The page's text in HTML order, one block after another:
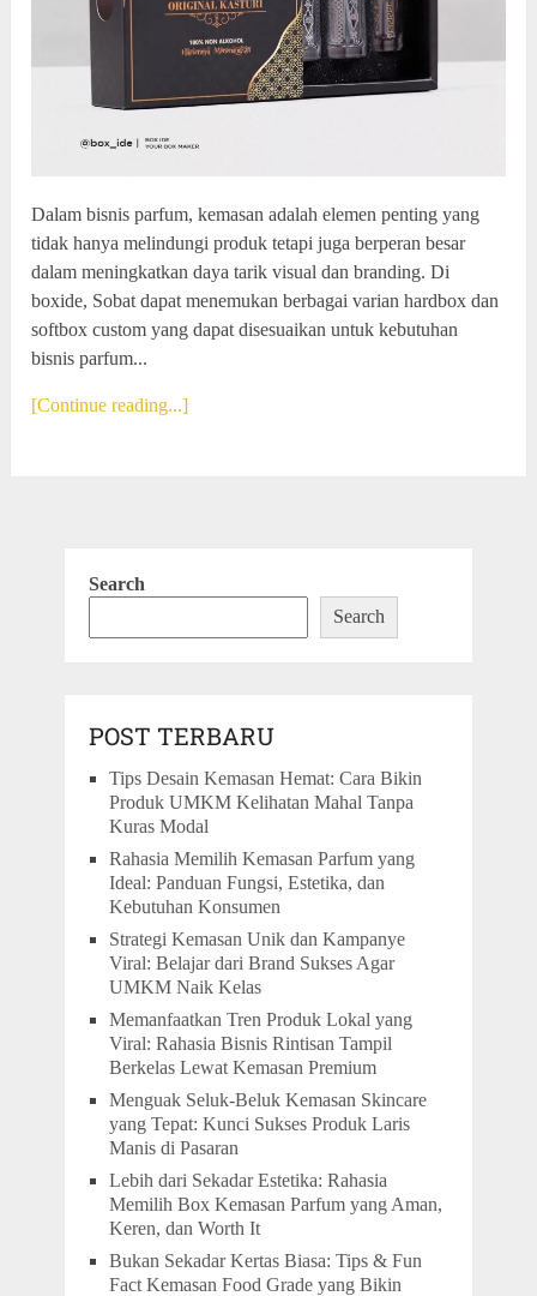
Dalam bisnis parfum, kemasan adalah elemen penting yang
tidak hanya melindungi produk tetapi juga berperan besar
dalam meningkatkan daya tarik visual dan branding. Di
boxide, Sobat dapat menemukan berbagai varian hardbox dan
softbox custom yang dapat disesuaikan untuk kebutuhan
bisnis parfum...
[Continue reading...]
Search
Search
POST TERBARU
Tips Desain Kemasan Hemat: Cara Bikin
Produk UMKM Kelihatan Mahal Tanpa
Kuras Modal
Rahasia Memilih Kemasan Parfum yang
Ideal: Panduan Fungsi, Estetika, dan
Kebutuhan Konsumen
Strategi Kemasan Unik dan Kampanye
Viral: Belajar dari Brand Sukses Agar
UMKM Naik Kelas
Memanfaatkan Tren Produk Lokal yang
Viral: Rahasia Bisnis Rintisan Tampil
Berkelas Lewat Kemasan Premium
Menguak Seluk-Beluk Kemasan Skincare
yang Tepat: Kunci Sukses Produk Laris
Manis di Pasaran
Lebih dari Sekadar Estetika: Rahasia
Memilih Box Kemasan Parfum yang Aman,
Keren, dan Worth It
Bukan Sekadar Kertas Biasa: Tips & Fun
Fact Kemasan Food Grade yang Bikin